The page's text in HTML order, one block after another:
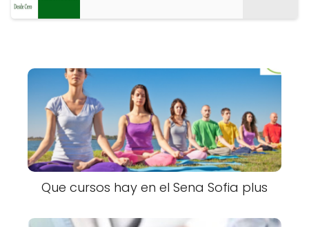
Que cursos hay en el Sena Sofia plus